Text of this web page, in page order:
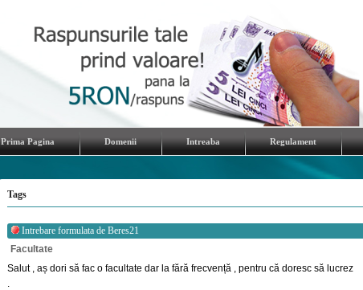
Prima Pagina Domenii Intreaba Regulament
Tags
Intrebare formulata de Beres21
Facultate
Salut , aș dori să fac o facultate dar la fără frecvență , pentru că doresc să lucrez
.